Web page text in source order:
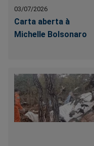
03/07/2026
Carta aberta à
Michelle Bolsonaro